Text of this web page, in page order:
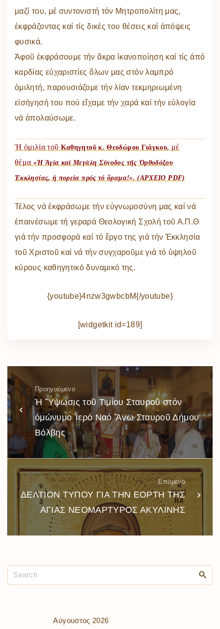
μαζί του, μέ συντονιστή τόν Μητροπολίτη μας,
ἐκφράζοντας καί τίς δικές του θέσεις καί ἀπόψεις
φυσικά.
Ἀφοῦ ἐκφράσουμε τήν ἄκρα ἱκανοποίηση καί τίς ἀπό
καρδίας εὐχαριστίες ὅλων μας στόν λαμπρό
ὁμιλητή, παρουσιάζομε τήν λίαν τεκμηριωμένη
εἰσήγησή του πού εἴχαμε τήν χαρά καί τήν εὐλογία
νά ἀπολαύσωμε.
Ἡ ὁμιλία τοῦ Καθηγητοῦ κ. Θεοδώρου Γιάγκου, μέ
θέμα «Ἡ Ἁγία καί Μεγάλη Σύνοδος τῆς Ὀρθοδόξου
Ἐκκλησίας, ἡ πορεία πρός τό ὅραμα!». (ΑΡΧΕΙΟ PDF)
Τέλος νά ἐκφράσωμε τήν εὐγνωμοσύνη μας καί νά
ἐπαινέσωμε τή γεραρά Θεολογική Σχολή τοῦ Α.Π.Θ
γιά τήν προσφορά καί τό ἔργο της γιά τήν Ἐκκλησία
τοῦ Χριστοῦ καί νά τήν συγχαροῦμε γιά τό ὑψηλοῦ
κύρους καθηγητικό δυναμικό της.
{youtube}4nzw3gwbcbM{/youtube}
[widgetkit id=189]
Προηγούμενο
Ἡ Ὕψωσις τοῦ Τιμίου Σταυροῦ στόν
ὁμώνυμο Ἱερό Ναό Ἄνω Σταυροῦ Δήμου
Βόλβης
Επόμενο
ΔΕΛΤΙΟΝ ΤΥΠΟΥ ΓΙΑ ΤΗΝ ΕΟΡΤΗ ΤΗΣ
ΑΓΙΑΣ ΝΕΟΜΑΡΤΥΡΟΣ ΑΚΥΛΙΝΗΣ
Αύγουστος 2026